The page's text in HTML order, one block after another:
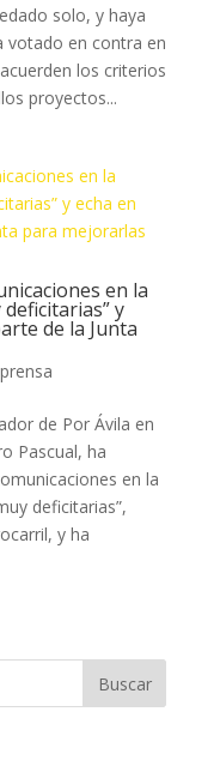
solo, y haya
votado en contra en
los criterios
proyectos...
en la
y
de la Junta
de Por Ávila en
Pascual, ha
en la
deficitarias”,
y ha